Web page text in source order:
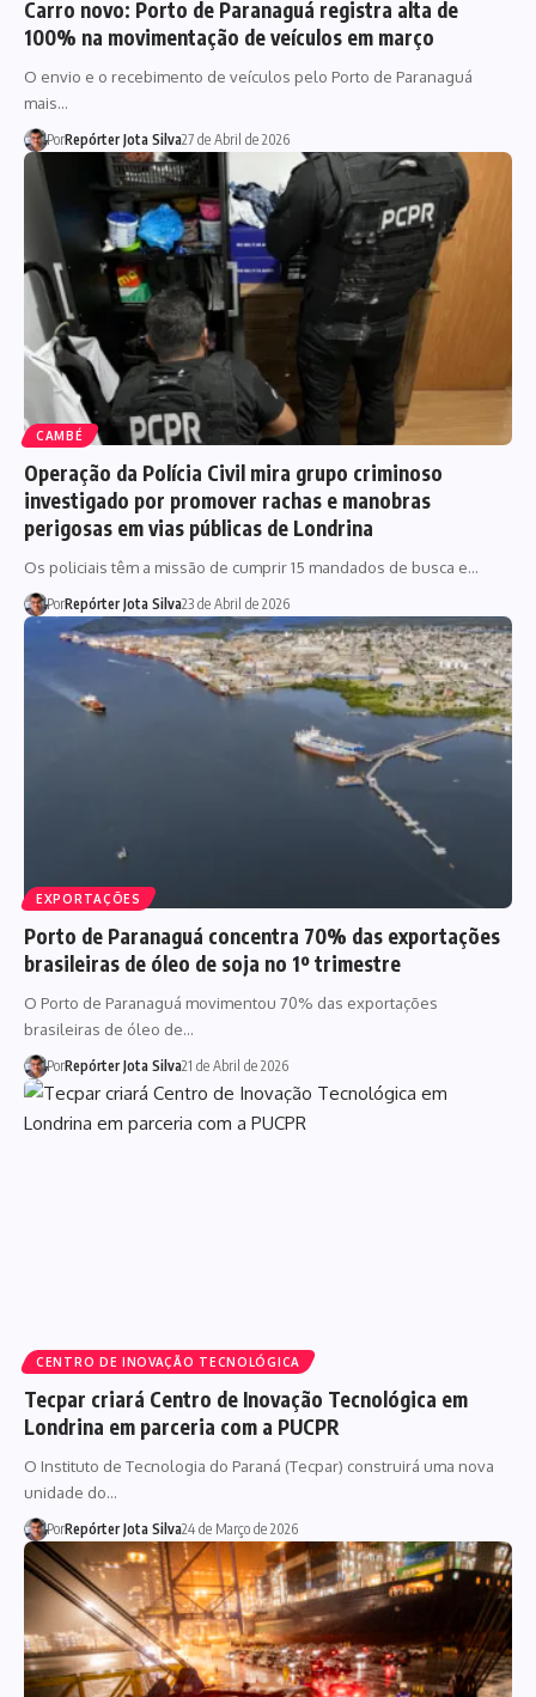
Carro novo: Porto de Paranaguá registra alta de
100% na movimentação de veículos em março
O envio e o recebimento de veículos pelo Porto de Paranaguá
mais…
PorRepórter Jota Silva27 de Abril de 2026
CAMBÉ
Operação da Polícia Civil mira grupo criminoso
investigado por promover rachas e manobras
perigosas em vias públicas de Londrina
Os policiais têm a missão de cumprir 15 mandados de busca e…
PorRepórter Jota Silva23 de Abril de 2026
EXPORTAÇÕES
Porto de Paranaguá concentra 70% das exportações
brasileiras de óleo de soja no 1º trimestre
O Porto de Paranaguá movimentou 70% das exportações
brasileiras de óleo de…
PorRepórter Jota Silva21 de Abril de 2026
CENTRO DE INOVAÇÃO TECNOLÓGICA
Tecpar criará Centro de Inovação Tecnológica em
Londrina em parceria com a PUCPR
O Instituto de Tecnologia do Paraná (Tecpar) construirá uma nova
unidade do…
PorRepórter Jota Silva24 de Março de 2026